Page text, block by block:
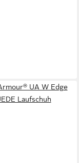
UA W Edge
Laufschuh